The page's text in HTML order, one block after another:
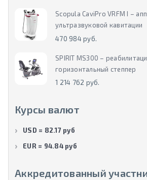
Scopula CaviPro VRFM I –
ультразвуковой кавитации
470 984 руб.
SPIRIT MS300 –
горизонтальный степпер
1 214 762 руб.
Курсы валют
USD = 82.17 руб
EUR = 94.84 руб
Аккредитованный